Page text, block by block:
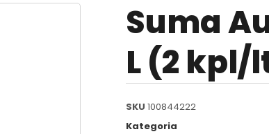
Suma
L (2 kpl/
SKU 100844222
Kategoria